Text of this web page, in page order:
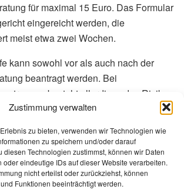
Zustimmung verwalten
zu bieten, verwenden wir Technologien wie
zu speichern und/oder darauf
diesen Technologien zustimmst, können wir Daten
oder eindeutige IDs auf dieser Website verarbeiten.
nicht erteilst oder zurückziehst, können
Funktionen beeinträchtigt werden.
für maximal 15 Euro. Das Formular
eingereicht werden, die
meist etwa zwei Wochen.
kann sowohl vor als auch nach der
beantragt werden. Bei
besteht allerdings das Risiko,
bewilligt wird. Für jede
aus.
Hauptvorteil
Zeitlich
e